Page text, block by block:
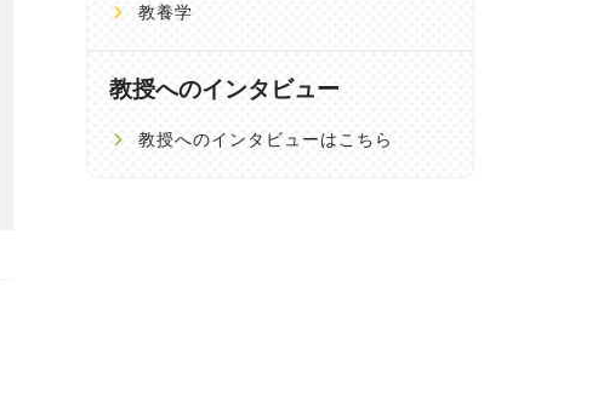
教養学
教授へのインタビュー
教授へのインタビューはこちら